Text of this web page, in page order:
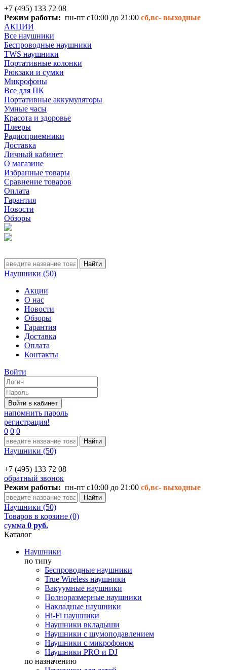
+7 (495) 133 72 08
Режим работы: пн-пт с10:00 до 21:00 сб,вс- выходные
АКЦИИ
Все наушники
Беспроводные наушники
TWS наушники
Портативные колонки
Рюкзаки и сумки
Микрофоны
Все для ПК
Портативные аккумуляторы
Умные часы
Красота и здоровье
Плееры
Радиоприемники
Доставка
Личный кабинет
О магазине
Избранные товары
Сравнение товаров
Оплата
Гарантия
Новости
Обзоры
Наушники (50)
Акции
О нас
Новости
Обзоры
Гарантия
Доставка
Оплата
Контакты
Войти
напомнить пароль
регистрация!
0 0 0
Наушники (50)
+7 (495) 133 72 08
обратный звонок
Режим работы: пн-пт с10:00 до 21:00 сб,вс- выходные
Наушники (50)
Товаров в корзине (0)
сумма 0 руб.
Каталог
Наушники
по типу
Беспроводные наушники
True Wireless наушники
Вакуумные наушники
Полноразмерные наушники
Накладные наушники
Hi-Fi наушники
Наушники вкладыши
Наушники с шумоподавлением
Наушники с микрофоном
Наушники PRO и DJ
по назначению